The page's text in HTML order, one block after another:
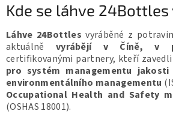
Kde se láhve 24Bottles
Láhve 24Bottles vyráběné z
aktuálně vyrábějí v Číně, v
certifikovanými partnery, kteří
pro systém managementu jakosti
environmentálního managementu
Occupational Health and Safety
(OSHAS 18001).